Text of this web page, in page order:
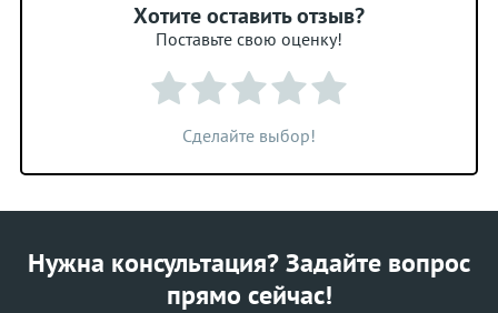
Хотите оставить отзыв?
Поставьте свою оценку!
Сделайте выбор!
Нужна консультация? Задайте вопрос
прямо сейчас!